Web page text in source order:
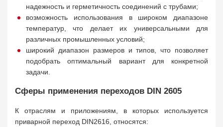
надежность и герметичность соединений с трубами;
возможность использования в широком диапазоне
температур, что делает их универсальными для
различных промышленных условий;
широкий диапазон размеров и типов, что позволяет
подобрать оптимальный вариант для конкретной
задачи.
Сферы применения переходов DIN 2605
К отраслям и приложениям, в которых используется
приварной переход DIN2616, относятся: